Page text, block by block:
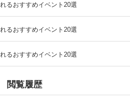
るおすすめイベント20選
るおすすめイベント20選
るおすすめイベント20選
閲覧履歴